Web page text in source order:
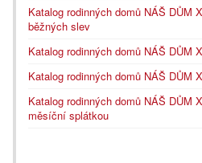
Katalog rodinných domů NÁŠ DŮM
běžných slev
Katalog rodinných domů NÁŠ DŮM
Katalog rodinných domů NÁŠ DŮM
Katalog rodinných domů NÁŠ DŮM
měsíční splátkou